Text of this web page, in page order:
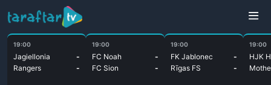
19:00
Jagiellonia
-
Rangers
-
19:00
FC Noah
-
FC Sion
-
19:00
FK Jablonec
-
Rīgas FS
-
19:00
HJK